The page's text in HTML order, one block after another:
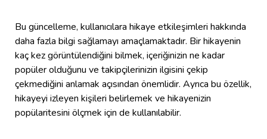
Bu güncelleme, kullanıcılara hikaye etkileşimleri hakkında
daha fazla bilgi sağlamayı amaçlamaktadır. Bir hikayenin
kaç kez görüntülendiğini bilmek, içeriğinizin ne kadar
popüler olduğunu ve takipçilerinizin ilgisini çekip
çekmediğini anlamak açısından önemlidir. Ayrıca bu özellik,
hikayeyi izleyen kişileri belirlemek ve hikayenizin
popülaritesini ölçmek için de kullanılabilir.